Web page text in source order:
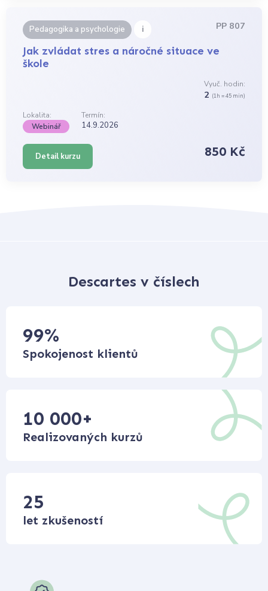
Pedagogika a psychologie i PP 807
Jak zvládat stres a náročné situace ve
škole
Vyuč. hodin:
2 (1h = 45 min)
Lokalita:
Termín:
Webinář
14.9.2026
Detail kurzu 850 Kč
Descartes v číslech
99%
Spokojenost klientů
10 000+
Realizovaných kurzů
25
let zkušeností